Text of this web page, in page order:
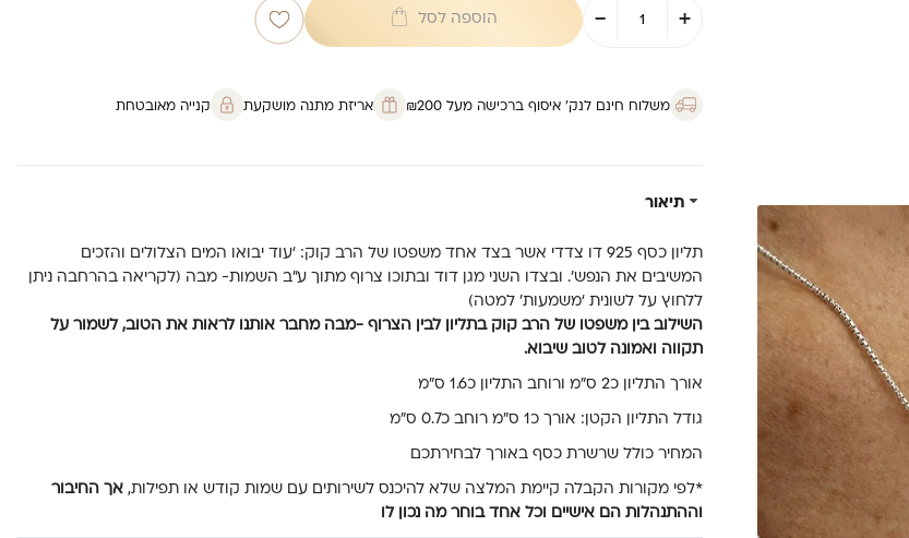
-
של
תליון
+ הוספה לסל
משלוח חינם לנק’ איסוף ברכישה מעל ₪200 אריזת מתנה מושקעת קנייה מאובטחת
תיאור
תליון כסף 925 דו צדדי אשר בצד אחד משפטו של הרב קוק: ‘עוד יבואו המים הצלולים והזכים
המשיבים את הנפש’. ובצדו השני מגן דוד ובתוכו צרוף מתוך ע”ב השמות- מבה (לקריאה בהרחבה ניתן
ללחוץ על לשונית ‘משמעות’ למטה)
השילוב בין משפטו של הרב קוק בתליון לבין הצרוף -מבה מחבר אותנו לראות את הטוב, לשמור על
תקווה ואמונה לטוב שיבוא.
אורך התליון כ2 ס”מ ורוחב התליון כ1.6 ס”מ
גודל התליון הקטן: אורך כ1 ס”מ רוחב כ0.7 ס”מ
המחיר כולל שרשרת כסף באורך לבחירתכם
*לפי מקורות הקבלה קיימת המלצה שלא להיכנס לשירותים עם שמות קודש או תפילות,אך החיבור
וההתנהלות הם אישיים וכל אחד בוחר מה נכון לו